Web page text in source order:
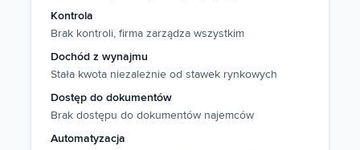
Kontrola
Brak kontroli, firma zarządza wszystkim
Dochód z wynajmu
Stała kwota niezależnie od stawek rynkowych
Dostęp do dokumentów
Brak dostępu do dokumentów najemców
Automatyzacja